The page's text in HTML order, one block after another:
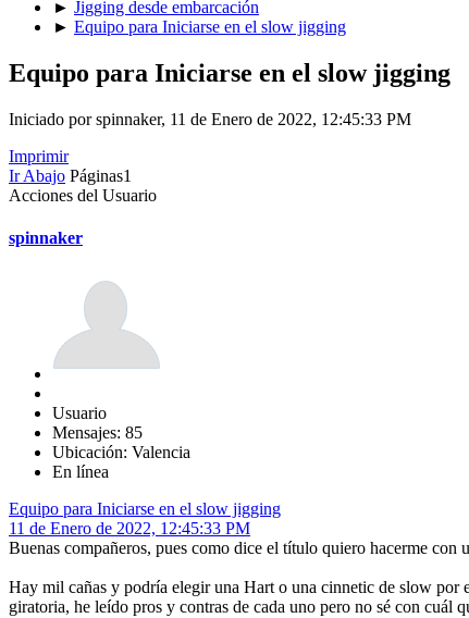
► Jigging desde embarcación
► Equipo para Iniciarse en el slow jigging
Equipo para Iniciarse en el slow jigging
Iniciado por spinnaker, 11 de Enero de 2022, 12:45:33 PM
Imprimir
Ir Abajo Páginas1
Acciones del Usuario
spinnaker
Usuario
Mensajes: 85
Ubicación: Valencia
En línea
Equipo para Iniciarse en el slow jigging
11 de Enero de 2022, 12:45:33 PM
Buenas compañeros, pues como dice el título quiero hacerme
Hay mil cañas y podría elegir una Hart o una cinnetic de slow por
giratoria, he leído pros y contras de cada uno pero no sé con cuál